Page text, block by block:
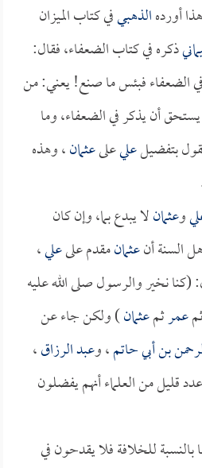
أوردهالذهبيفي كتاب الميزان
ذكره في كتاب الضعفاء، فقال:
في الضعفاء فبئس ما صنع! يعني: من
يستحق أن يذكر في الضعفاء، وما
بتفضيلعليعلىعثمان، وهذه
وعثمانلا يبدع بما، وإن كان
السنة أنعثمانمقدم علىعلي،
(كنا نخير والرسول صلى الله عليه
عمرثمعثمان) ولكن جاء عن
بن أبي حاتم، وعبد الرزاق،
قليل من العلماء أنهم يفضلون
بالنسبة للخلافة فلا يقدحون في